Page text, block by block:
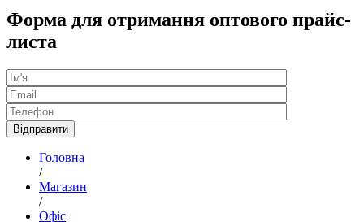
Форма для отримання оптового прайс-
листа
Головна
/
Магазин
/
Офіс